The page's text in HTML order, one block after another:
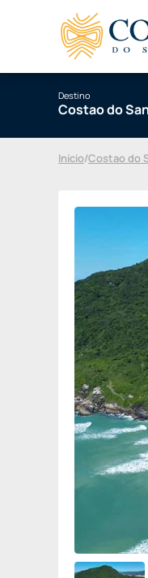
Destino
Costao do
Início/Costao do